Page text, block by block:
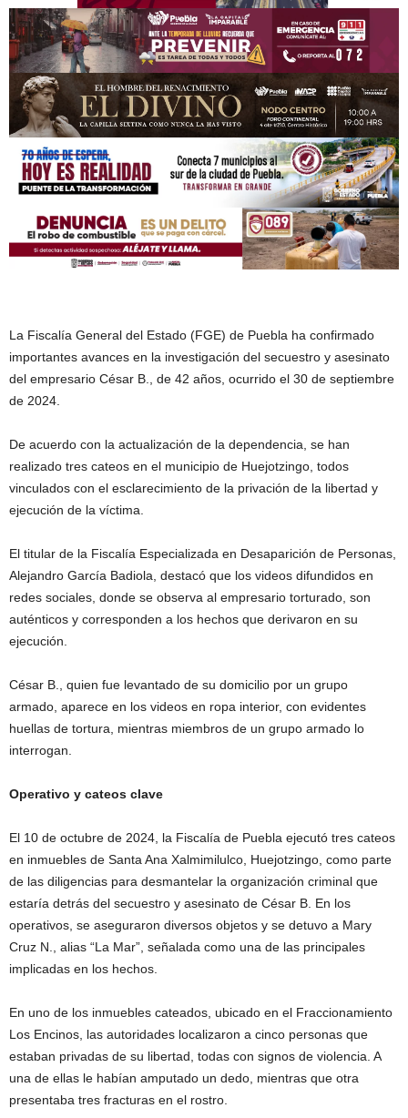
La Fiscalía General del Estado (FGE) de Puebla ha confirmado
importantes avances en la investigación del secuestro y asesinato
del empresario César B., de 42 años, ocurrido el 30 de septiembre
de 2024.
De acuerdo con la actualización de la dependencia, se han
realizado tres cateos en el municipio de Huejotzingo, todos
vinculados con el esclarecimiento de la privación de la libertad y
ejecución de la víctima.
El titular de la Fiscalía Especializada en Desaparición de Personas,
Alejandro García Badiola, destacó que los videos difundidos en
redes sociales, donde se observa al empresario torturado, son
auténticos y corresponden a los hechos que derivaron en su
ejecución.
César B., quien fue levantado de su domicilio por un grupo
armado, aparece en los videos en ropa interior, con evidentes
huellas de tortura, mientras miembros de un grupo armado lo
interrogan.
Operativo y cateos clave
El 10 de octubre de 2024, la Fiscalía de Puebla ejecutó tres cateos
en inmuebles de Santa Ana Xalmimilulco, Huejotzingo, como parte
de las diligencias para desmantelar la organización criminal que
estaría detrás del secuestro y asesinato de César B. En los
operativos, se aseguraron diversos objetos y se detuvo a Mary
Cruz N., alias “La Mar”, señalada como una de las principales
implicadas en los hechos.
En uno de los inmuebles cateados, ubicado en el Fraccionamiento
Los Encinos, las autoridades localizaron a cinco personas que
estaban privadas de su libertad, todas con signos de violencia. A
una de ellas le habían amputado un dedo, mientras que otra
presentaba tres fracturas en el rostro.